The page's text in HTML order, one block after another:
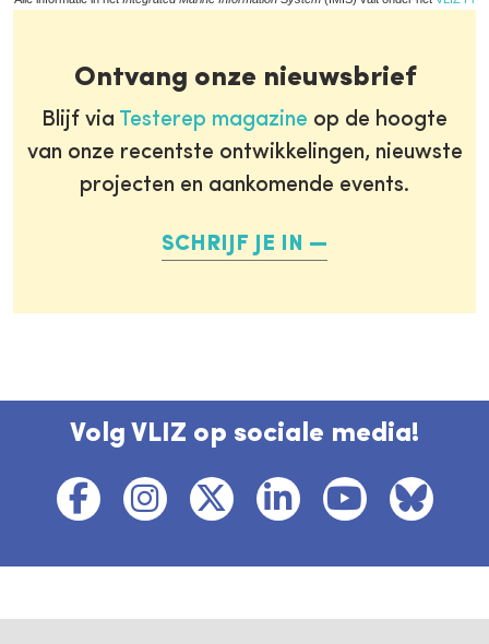
Ontvang onze nieuwsbrief
Blijf via Testerep magazine op de hoogte
van onze recentste ontwikkelingen, nieuwste
projecten en aankomende events.
SCHRIJF JE IN
Volg VLIZ op sociale media!